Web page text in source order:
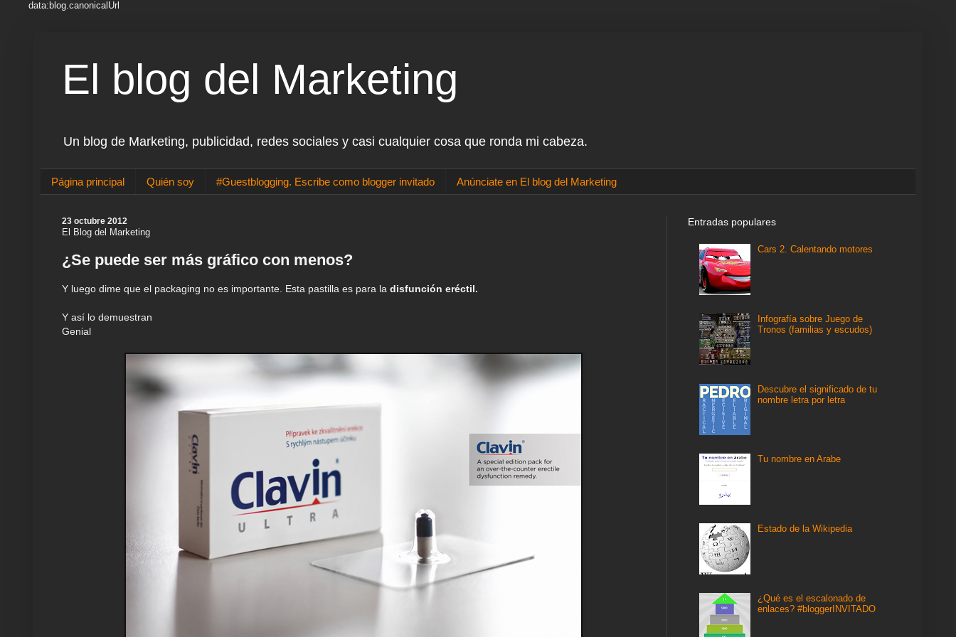
data:blog.canonicalUrl
El blog del Marketing
Un blog de Marketing, publicidad, redes sociales y casi cualquier cosa que ronda mi cabeza.
Página principal Quién soy #Guestblogging. Escribe como blogger invitado Anúnciate en El blog del Marketing
23 octubre 2012
El Blog del Marketing
¿Se puede ser más gráfico con menos?
Y luego dime que el packaging no es importante. Esta pastilla es para la disfunción eréctil.
Y así lo demuestran
Genial
Entradas populares
Cars 2. Calentando motores
Infografía sobre Juego de
Tronos (familias y escudos)
Descubre el significado de tu
nombre letra por letra
Tu nombre en Arabe
Estado de la Wikipedia
¿Qué es el escalonado de
enlaces? #bloggerINVITADO